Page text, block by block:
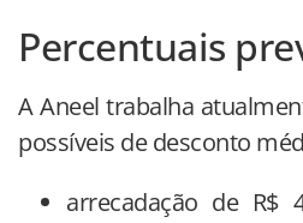
Percentuais
A Aneel trabalha
possíveis de desconto
arrecadação de R$